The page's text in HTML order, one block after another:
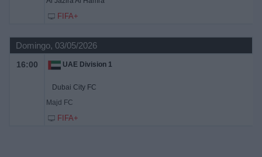
FIFA+
Domingo, 03/05/2026
16:00 UAE Division 1
Dubai City FC
Majd FC
FIFA+